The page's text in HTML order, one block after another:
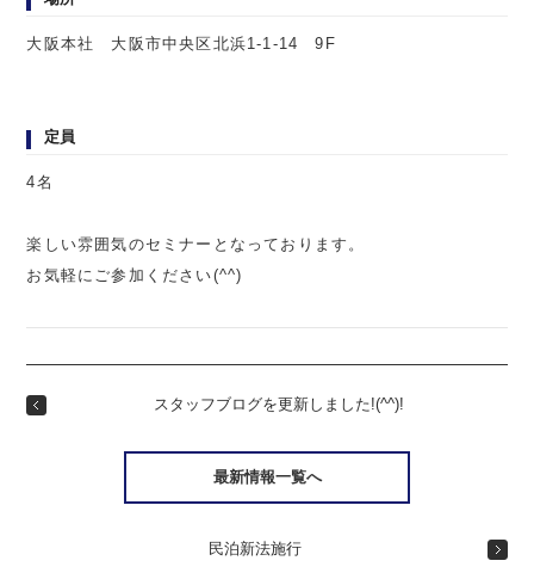
大阪本社 大阪市中央区北浜1-1-14 9F
定員
4名
楽しい雰囲気のセミナーとなっております。
お気軽にご参加ください(^^)
スタッフブログを更新しました!(^^)!
最新情報一覧へ
民泊新法施行